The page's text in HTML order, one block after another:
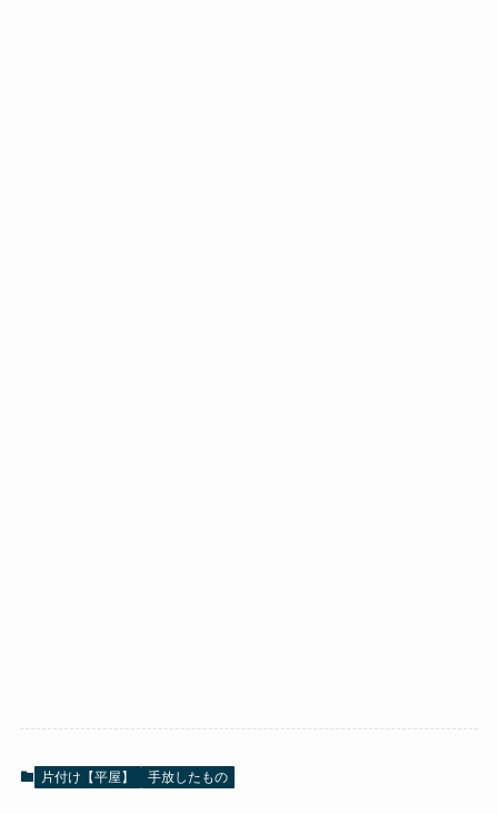
片付け【平屋】 手放したもの